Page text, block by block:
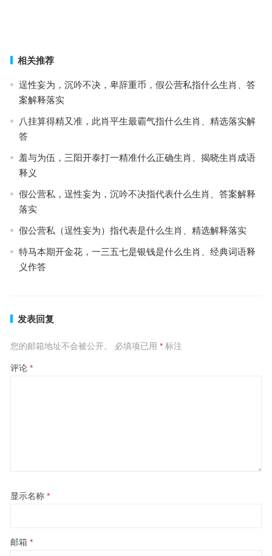
相关推荐
逞性妄为，沉吟不决，卑辞重币，假公营私指什么生肖、答
案解释落实
八挂算得精又准，此肖平生最霸气指什么生肖、精选落实解
答
羞与为伍，三阳开泰打一精准什么正确生肖、揭晓生肖成语
释义
假公营私，逞性妄为，沉吟不决指代表什么生肖、答案解释
落实
假公营私（逞性妄为）指代表是什么生肖、精选解释落实
特马本期开金花，一三五七是银钱是什么生肖、经典词语释
义作答
发表回复
您的邮箱地址不会被公开。 必填项已用 *标注
评论 *
显示名称 *
邮箱 *